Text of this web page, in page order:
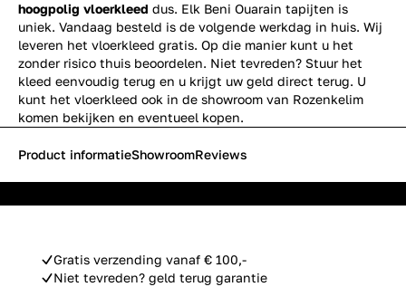
hoogpolig vloerkleed dus. Elk Beni Ouarain tapijten is
uniek. Vandaag besteld is de volgende werkdag in huis. Wij
leveren het vloerkleed gratis. Op die manier kunt u het
zonder risico thuis beoordelen. Niet tevreden? Stuur het
kleed eenvoudig terug en u krijgt uw geld direct terug. U
kunt het vloerkleed ook in de showroom van Rozenkelim
komen bekijken en eventueel kopen.
Gratis verzending vanaf € 100,-
Niet tevreden? geld terug garantie
Product informatieShowroomReviews